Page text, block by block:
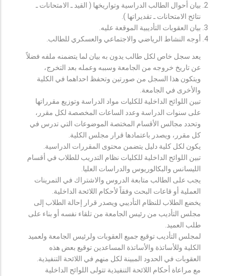
بيان أحوال الطالب الدراسية وتواريخها ( القيد ـ الامتحانات ـ
نتائح الامتحانات ـ تقديراتها ).
بيان العقوبات التأديبية الموقعة عليه.
أوجه النشاط الرياضي والاجتماعي والعسكري للطالب.
يعد سجل خاص لكل طالب يدون به بيان لما يتضمنه ملفه فضلاً
عن تاريخ خروجه من الجامعة وسببه وعمله بعد التخرج،
ويتكون هذا السجل من صورتين وتحفظ احداهما في الكلية
والأخرى في الجامعة.
تبين اللوائح الداخلية للكليات مواد الدراسة وتوزيع مقرراتها
على سنوات الدراسة وعدد الساعات المخصصة لكل مقرر،
وتحدد مجالس الأقسام المختصة الموضوعات التي تدرس في
كل مقرر، ويصدر باعتمادها قرار مجلس الكلية.
يكون لكل كلية دليل يتضمن محتوى المقررات الدراسية.
تبين اللوائح الداخلية للكليات نظام التدريب للطلاب في أقسام
الليسانس والبكالوريوس والدراسات العليا.
يجب على الطالب متابعة الدروس والاشتراك في التمرينات
العملية أو قاعات البحث وفقاً لأحكام اللائحة الداخلية.
يخضع الطلاب للنظام التأديبي ويصدر قرار إحالة الطلاب إلى
مجلس التأديب من رئيس الجامعة من تلقاء نفسه أو بناء على
طلب العميد.
لمجلس التأديب توقيع جميع العقوبات ولرئيس الجامعة ولعميد
الكلية وللأساتذة والأساتذة المساعدين توقيع بعض هذه
العقوبات في الحدود المبينة لكل منهم في اللائحة التنفيذية.
مع مراعاة أحكام اللائحة التنفيذية تتولى اللوائح الداخلية